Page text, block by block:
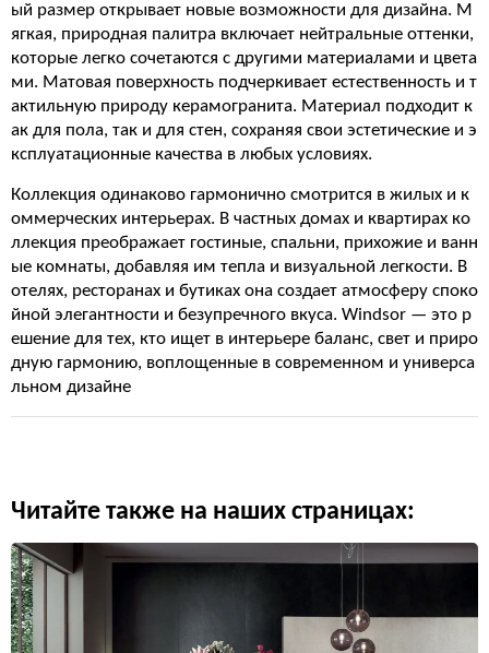
ый размер открывает новые возможности для дизайна. М
ягкая, природная палитра включает нейтральные оттенки,
которые легко сочетаются с другими материалами и цвета
ми. Матовая поверхность подчеркивает естественность и т
актильную природу керамогранита. Материал подходит к
ак для пола, так и для стен, сохраняя свои эстетические и э
ксплуатационные качества в любых условиях.
Коллекция одинаково гармонично смотрится в жилых и к
оммерческих интерьерах. В частных домах и квартирах ко
ллекция преображает гостиные, спальни, прихожие и ванн
ые комнаты, добавляя им тепла и визуальной легкости. В
отелях, ресторанах и бутиках она создает атмосферу споко
йной элегантности и безупречного вкуса. Windsor — это р
ешение для тех, кто ищет в интерьере баланс, свет и приро
дную гармонию, воплощенные в современном и универса
льном дизайне
Читайте также на наших страницах: